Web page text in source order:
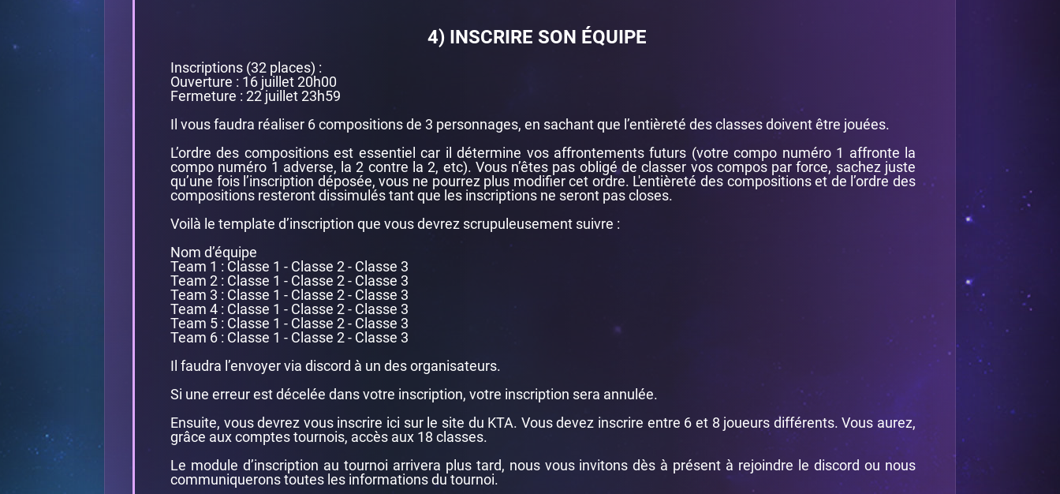
4) INSCRIRE SON ÉQUIPE
Inscriptions (32 places) :
Ouverture : 16 juillet 20h00
Fermeture : 22 juillet 23h59
Il vous faudra réaliser 6 compositions de 3 personnages, en sachant que l’entièreté des classes doivent être jouées.
L’ordre des compositions est essentiel car il détermine vos affrontements futurs (votre compo numéro 1 affronte la
compo numéro 1 adverse, la 2 contre la 2, etc). Vous n’êtes pas obligé de classer vos compos par force, sachez juste
qu’une fois l’inscription déposée, vous ne pourrez plus modifier cet ordre. L'entièreté des compositions et de l’ordre des
compositions resteront dissimulés tant que les inscriptions ne seront pas closes.
Voilà le template d’inscription que vous devrez scrupuleusement suivre :
Nom d’équipe
Team 1 : Classe 1 - Classe 2 - Classe 3
Team 2 : Classe 1 - Classe 2 - Classe 3
Team 3 : Classe 1 - Classe 2 - Classe 3
Team 4 : Classe 1 - Classe 2 - Classe 3
Team 5 : Classe 1 - Classe 2 - Classe 3
Team 6 : Classe 1 - Classe 2 - Classe 3
Il faudra l’envoyer via discord à un des organisateurs.
Si une erreur est décelée dans votre inscription, votre inscription sera annulée.
Ensuite, vous devrez vous inscrire ici sur le site du KTA. Vous devez inscrire entre 6 et 8 joueurs différents. Vous aurez,
grâce aux comptes tournois, accès aux 18 classes.
Le module d’inscription au tournoi arrivera plus tard, nous vous invitons dès à présent à rejoindre le discord ou nous
communiquerons toutes les informations du tournoi.